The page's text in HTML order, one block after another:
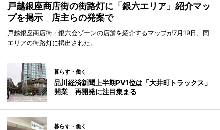
戸越銀座商店街の街路灯に「銀六エリア」紹介マッ
プを掲示 店主らの発案で
戸越銀座商店街・銀六会ゾーンの店舗を紹介するマップが7月19日、同
エリアの街路灯に掲出された。
暮らす・働く
品川経済新聞上半期PV1位は「大井町トラックス」
開業 再開発に注目集まる
暮らす・働く